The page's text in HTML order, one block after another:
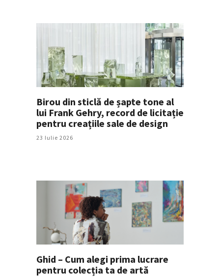
Birou din sticlă de șapte tone al
lui Frank Gehry, record de licitație
pentru creațiile sale de design
23 Iulie 2026
Ghid – Cum alegi prima lucrare
pentru colecția ta de artă